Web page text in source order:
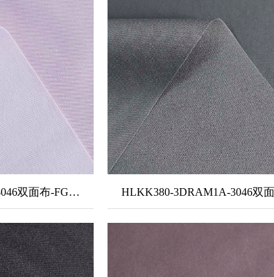
HLKK597A-3DRHW-3046双面布-FG+TPU高透白+12#雪纱